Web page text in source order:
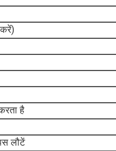
करें)
है
लौटें